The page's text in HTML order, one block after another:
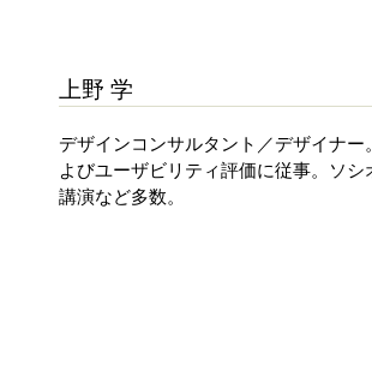
上野 学
デザインコンサルタント／デザイナ
よびユーザビリティ評価に従事。ソ
講演など多数。